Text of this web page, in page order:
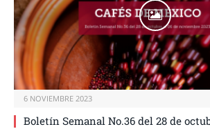
6 NOVIEMBRE 2023
Boletín Semanal No.36 del 28 de